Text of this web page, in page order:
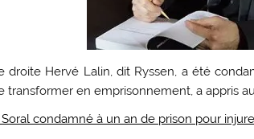
droite Hervé Lalin, dit Ryssen, a été
transformer en emprisonnement, a appris
condamné à un an de prison pour